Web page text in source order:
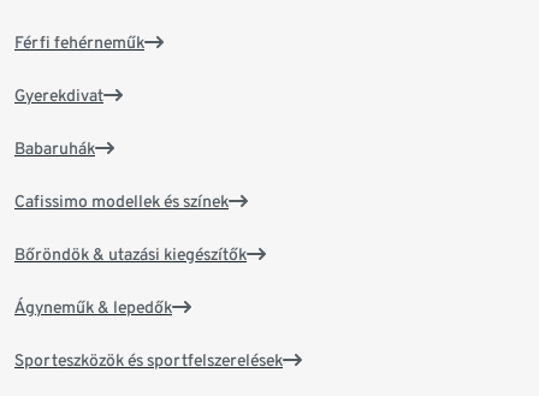
Férfi fehérneműk
Gyerekdivat
Babaruhák
Cafissimo modellek és színek
Bőröndök & utazási kiegészítők
Ágyneműk & lepedők
Sporteszközök és sportfelszerelések